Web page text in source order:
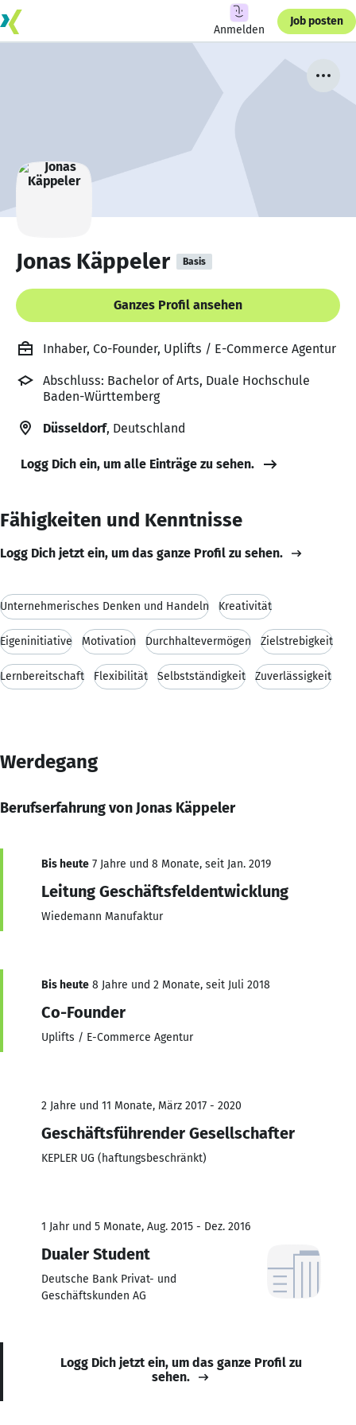
Anmelden
Job posten
Jonas Käppeler Basis
Ganzes Profil ansehen
Inhaber, Co-Founder, Uplifts / E-Commerce Agentur
Abschluss: Bachelor of Arts, Duale Hochschule
Baden-Württemberg
Düsseldorf, Deutschland
Logg Dich ein, um alle Einträge zu sehen.
Fähigkeiten und Kenntnisse
Logg Dich jetzt ein, um das ganze Profil zu sehen.
Unternehmerisches Denken und Handeln Kreativität
Eigeninitiative Motivation Durchhaltevermögen Zielstrebigkeit
Lernbereitschaft Flexibilität Selbstständigkeit Zuverlässigkeit
Werdegang
Berufserfahrung von Jonas Käppeler
Bis heute 7 Jahre und 8 Monate, seit Jan. 2019
Leitung Geschäftsfeldentwicklung
Wiedemann Manufaktur
Bis heute 8 Jahre und 2 Monate, seit Juli 2018
Co-Founder
Uplifts / E-Commerce Agentur
2 Jahre und 11 Monate, März 2017 - 2020
Geschäftsführender Gesellschafter
KEPLER UG (haftungsbeschränkt)
1 Jahr und 5 Monate, Aug. 2015 - Dez. 2016
Dualer Student
Deutsche Bank Privat- und
Geschäftskunden AG
Logg Dich jetzt ein, um das ganze Profil zu
sehen.